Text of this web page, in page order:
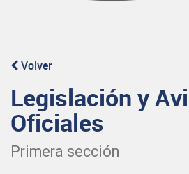
Volver
Legislación y
Oficiales
Primera sección